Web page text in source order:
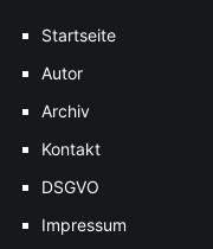
Startseite
Autor
Archiv
Kontakt
DSGVO
Impressum